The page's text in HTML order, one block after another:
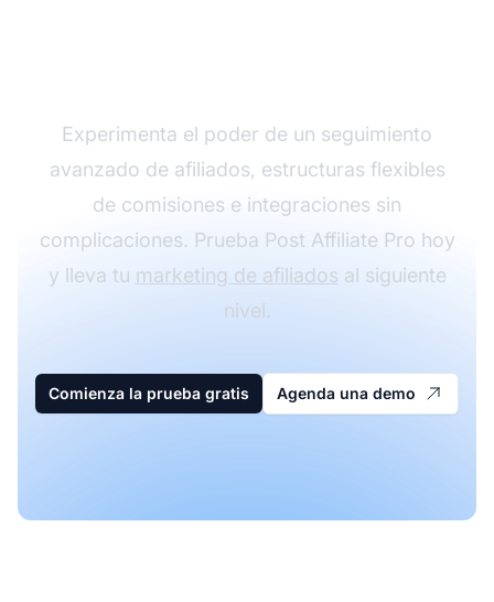
Experimenta el poder de un seguimiento
avanzado de afiliados, estructuras flexibles
de comisiones e integraciones sin
complicaciones. Prueba Post Affiliate Pro hoy
y lleva tu marketing de afiliados al siguiente
nivel.
Comienza la prueba gratis Agenda una demo